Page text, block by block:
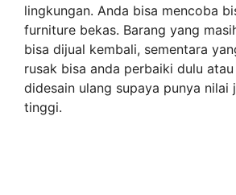
lingkungan. Anda bisa mencoba
furniture bekas. Barang yang
bisa dijual kembali, sementara
rusak bisa anda perbaiki dulu
didesain ulang supaya punya nilai
tinggi.